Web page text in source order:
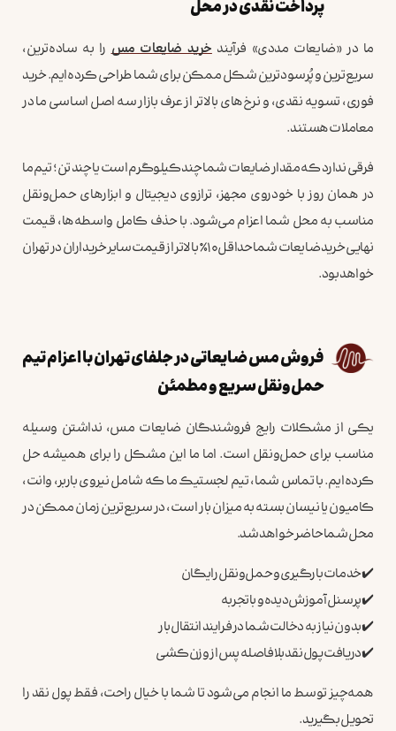
پرداخت نقدی در محل
ما در «ضایعات مددی» فرآیندخرید ضایعات مسرا به ساده‌ترین،
سریع‌ترین و پُرسودترین شکل ممکن برای شما طراحی کرده‌ایم. خرید
فوری، تسویه نقدی، و نرخ‌های بالاتر از عرف بازار سه اصل اساسی ما در
معاملات هستند.
فرقی ندارد که مقدار ضایعات شما چند کیلوگرم است یا چند تن؛ تیم ما
در همان روز با خودروی مجهز، ترازوی دیجیتال و ابزارهای حمل‌ونقل
مناسب به محل شما اعزام می‌شود. با حذف کامل واسطه‌ها، قیمت
نهایی خرید ضایعات شما حداقل ۱۰٪ بالاتر از قیمت سایر خریداران در تهران
خواهد بود.
فروش مس ضایعاتی در جلفای تهران با اعزام تیم
حمل‌ونقل سریع و مطمئن
یکی از مشکلات رایج فروشندگان ضایعات مس، نداشتن وسیله
مناسب برای حمل‌ونقل است. اما ما این مشکل را برای همیشه حل
کرده‌ایم. با تماس شما، تیم لجستیک ما که شامل نیروی باربر، وانت،
کامیون یا نیسان بسته به میزان بار است، در سریع‌ترین زمان ممکن در
محل شما حاضر خواهد شد.
✔️ خدمات بارگیری و حمل‌ونقل رایگان
✔️ پرسنل آموزش‌دیده و باتجربه
✔️ بدون نیاز به دخالت شما در فرایند انتقال بار
✔️ دریافت پول نقد بلافاصله پس از وزن‌کشی
همه‌چیز توسط ما انجام می‌شود تا شما با خیال راحت، فقط پول نقد را
تحویل بگیرید.